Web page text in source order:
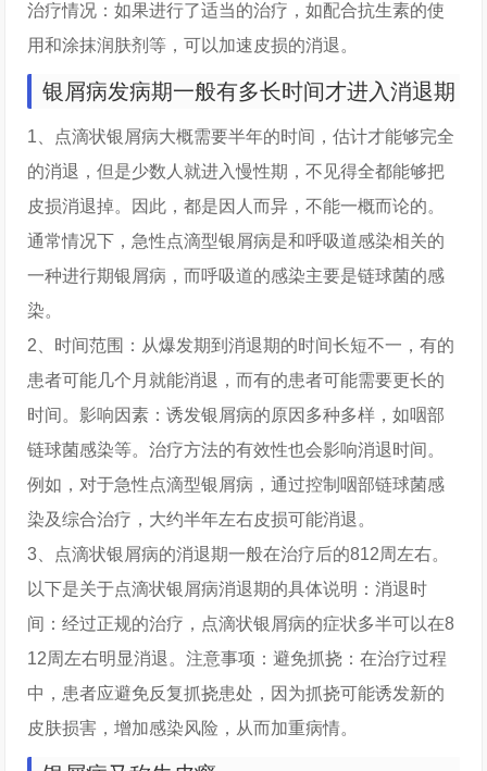
治疗情况：如果进行了适当的治疗，如配合抗生素的使
用和涂抹润肤剂等，可以加速皮损的消退。
银屑病发病期一般有多长时间才进入消退期
1、点滴状银屑病大概需要半年的时间，估计才能够完全
的消退，但是少数人就进入慢性期，不见得全都能够把
皮损消退掉。因此，都是因人而异，不能一概而论的。
通常情况下，急性点滴型银屑病是和呼吸道感染相关的
一种进行期银屑病，而呼吸道的感染主要是链球菌的感
染。
2、时间范围：从爆发期到消退期的时间长短不一，有的
患者可能几个月就能消退，而有的患者可能需要更长的
时间。影响因素：诱发银屑病的原因多种多样，如咽部
链球菌感染等。治疗方法的有效性也会影响消退时间。
例如，对于急性点滴型银屑病，通过控制咽部链球菌感
染及综合治疗，大约半年左右皮损可能消退。
3、点滴状银屑病的消退期一般在治疗后的812周左右。
以下是关于点滴状银屑病消退期的具体说明：消退时
间：经过正规的治疗，点滴状银屑病的症状多半可以在8
12周左右明显消退。注意事项：避免抓挠：在治疗过程
中，患者应避免反复抓挠患处，因为抓挠可能诱发新的
皮肤损害，增加感染风险，从而加重病情。